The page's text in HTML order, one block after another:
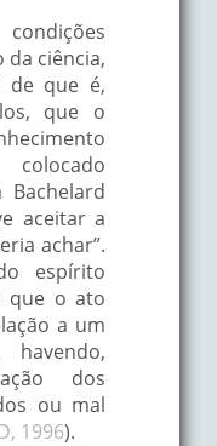
da ciência,
de que é,
que o
Bachelard
aceitar a
achar”.
espírito
que o ato
a um
havendo,
dos
ou mal
1996).